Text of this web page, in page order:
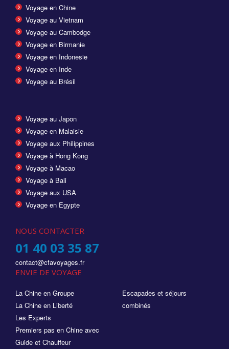
Voyage en Chine
Voyage au Vietnam
Voyage au Cambodge
Voyage en Birmanie
Voyage en Indonesie
Voyage en Inde
Voyage au Brésil
Voyage au Japon
Voyage en Malaisie
Voyage aux Philippines
Voyage à Hong Kong
Voyage à Macao
Voyage à Bali
Voyage aux USA
Voyage en Egypte
NOUS CONTACTER
01 40 03 35 87
contact@cfavoyages.fr
ENVIE DE VOYAGE
La Chine en Groupe
La Chine en Liberté
Les Experts
Premiers pas en Chine avec
Guide et Chauffeur
Escapades et séjours
combinés